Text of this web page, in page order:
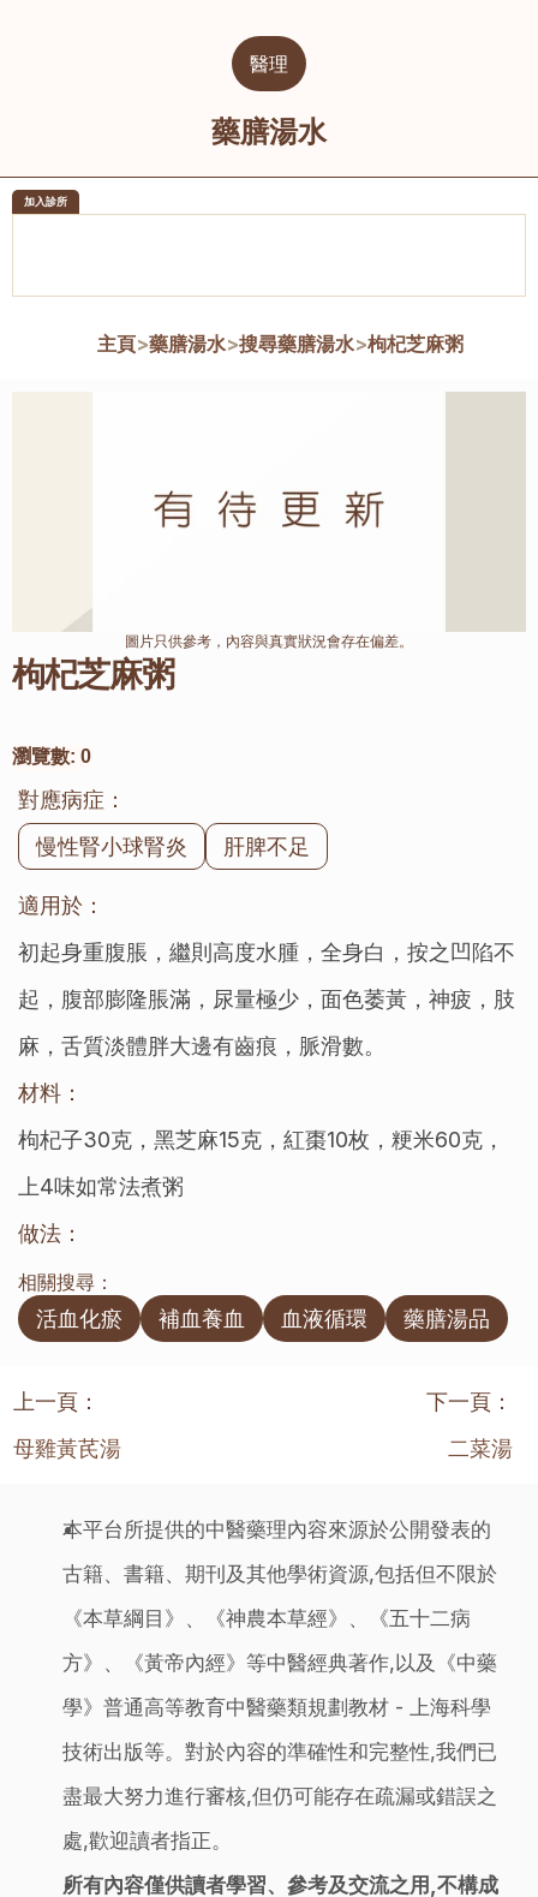
醫理
藥膳湯水
加入診所
主頁>藥膳湯水>搜尋藥膳湯水>枸杞芝麻粥
枸杞芝麻粥
瀏覽數: 0
對應病症：
慢性腎小球腎炎
肝脾不足
適用於：
初起身重腹脹，繼則高度水腫，全身白，按之凹陷不
起，腹部膨隆脹滿，尿量極少，面色萎黃，神疲，肢
麻，舌質淡體胖大邊有齒痕，脈滑數。
材料：
枸杞子30克，黑芝麻15克，紅棗10枚，粳米60克，
上4味如常法煮粥
做法：
相關搜尋：
活血化瘀 補血養血 血液循環 藥膳湯品
圖片只供參考，內容與真實狀況會存在偏差。
上一頁：
母雞黃芪湯
下一頁：
二菜湯
本平台所提供的中醫藥理內容來源於公開發表的
古籍、書籍、期刊及其他學術資源,包括但不限於
《本草綱目》、《神農本草經》、《五十二病
方》、《黃帝內經》等中醫經典著作,以及《中藥
學》普通高等教育中醫藥類規劃教材 - 上海科學
技術出版等。對於內容的準確性和完整性,我們已
盡最大努力進行審核,但仍可能存在疏漏或錯誤之
處,歡迎讀者指正。
所有內容僅供讀者學習、參考及交流之用,不構成